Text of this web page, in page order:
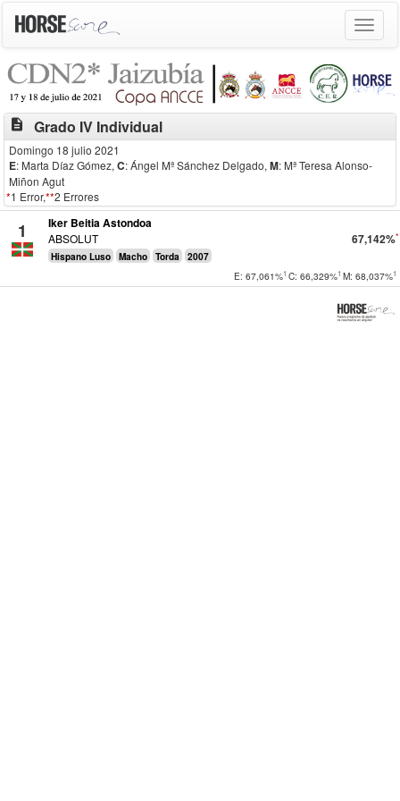
Toggle
description Grado IV Individual
Domingo 18 julio 2021
E: Marta Díaz Gómez, C: Ángel Mª Sánchez Delgado, M: Mª Teresa Alonso-
Miñon Agut
*1 Error,**2 Errores
1 Iker Beitia Astondoa
ABSOLUT
Hispano Luso Macho Torda 2007
67,142%*
E: 67,061%1 C: 66,329%1 M: 68,037%1